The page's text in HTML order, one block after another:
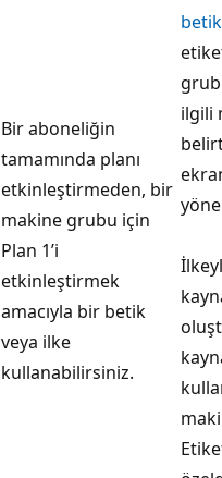
Bir aboneliğin
tamamında planı
etkinleştirmeden, bir
makine grubu için
Plan 1’i
etkinleştirmek
amacıyla bir betik
veya ilke
kullanabilirsiniz.
ilgili